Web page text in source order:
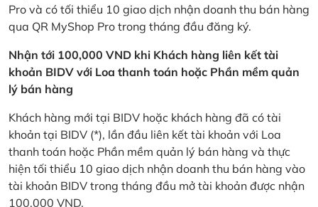
Pro và có tối thiểu 10 giao dịch nhận doanh thu bán hàng
qua QR MyShop Pro trong tháng đầu đăng ký.
Nhận tới 100,000 VND khi Khách hàng liên kết tài
khoản BIDV với Loa thanh toán hoặc Phần mềm quản
lý bán hàng
Khách hàng mới tại BIDV hoặc khách hàng đã có tài
khoản tại BIDV (*), lần đầu liên kết tài khoản với Loa
thanh toán hoặc Phần mềm quản lý bán hàng và thực
hiện tối thiểu 10 giao dịch nhận doanh thu bán hàng vào
tài khoản BIDV trong tháng đầu mở tài khoản được nhận
100,000 VND.